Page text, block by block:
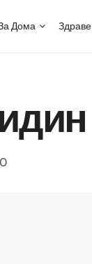
Дома Здраве
0